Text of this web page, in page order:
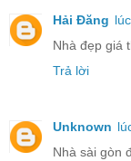
Hải Đăng
Nhà đẹp giá
Trả lời
Unknown
Nhà sài gòn